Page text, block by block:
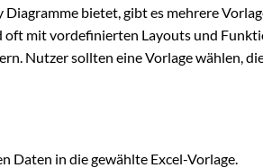
bietet, gibt es mehrere
oft mit vordefinierten Layouts und
Nutzer sollten eine Vorlage wählen,
Daten in die gewählte Excel-Vorlage.